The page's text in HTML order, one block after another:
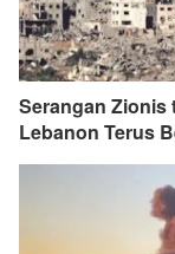
Serangan Zionis
Lebanon Terus